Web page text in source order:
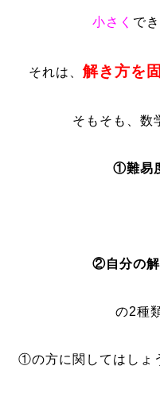
小さく で
それは、解き方を
そもそも、数
①難易
②自分の解
の2種
①の方に関してはしょ